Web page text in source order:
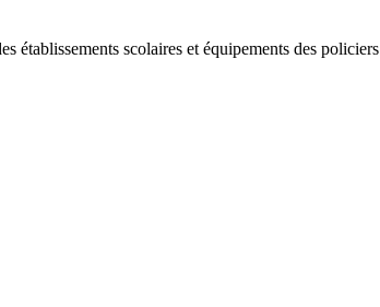
établissements scolaires et équipements des